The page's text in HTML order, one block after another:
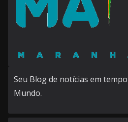
Seu Blog de notícias em
Mundo.